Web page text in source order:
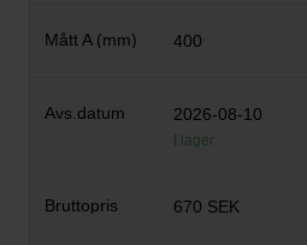
400
2026-08-10
I lager
670 SEK